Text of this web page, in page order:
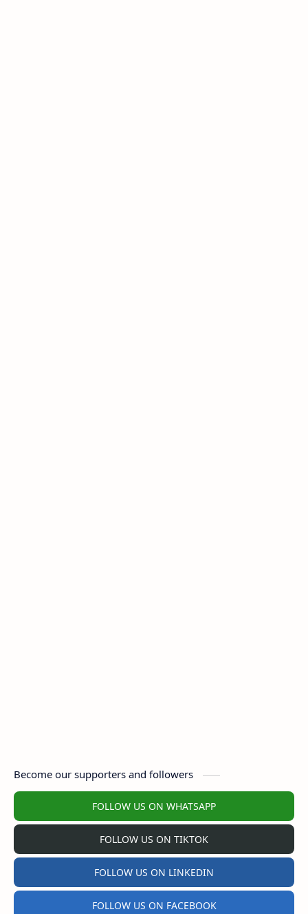
Become our supporters and followers
FOLLOW US ON WHATSAPP
FOLLOW US ON TIKTOK
FOLLOW US ON LINKEDIN
FOLLOW US ON FACEBOOK